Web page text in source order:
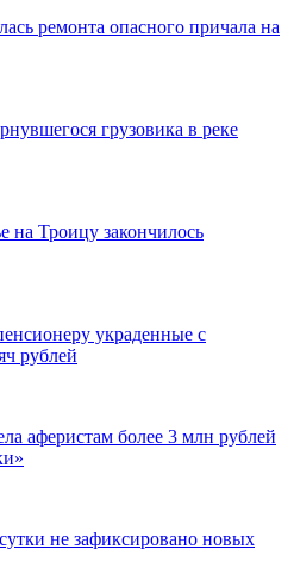
ремонта опасного причала на
грузовика в реке
на Троицу закончилось
украденные с
рублей
аферистам более 3 млн рублей
не зафиксировано новых